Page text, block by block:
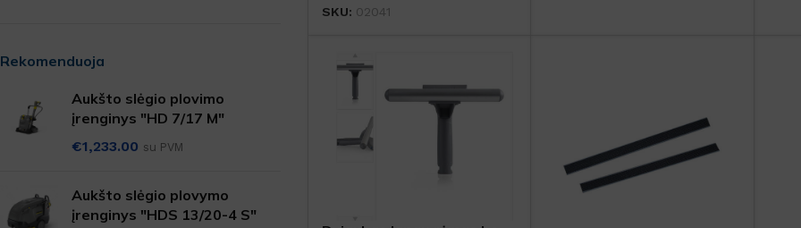
Grindų apsauga
Langai, veidrodžiai
TEKSTILĖS VALYMAS
Rekomenduoja
Aukšto slėgio plovimo
įrenginys "HD 7/17 M"
€1,233.00 su PVM
Aukšto slėgio plovymo
įrenginys "HDS 13/20-4 S"
SKU: 02041